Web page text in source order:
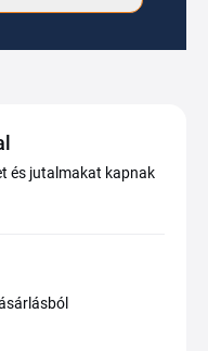
és jutalmakat kapnak